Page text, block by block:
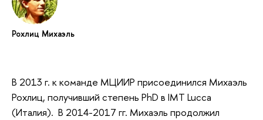
Рохлиц Михаэль
В 2013 г. к команде МЦИИР присоединился Михаэль
Рохлиц, получивший степень PhD в IMT Lucca
(Италия). В 2014-2017 гг. Михаэль продолжил